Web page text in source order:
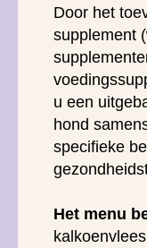
Door het
supplement
u een
hond
specifieke
Het menu